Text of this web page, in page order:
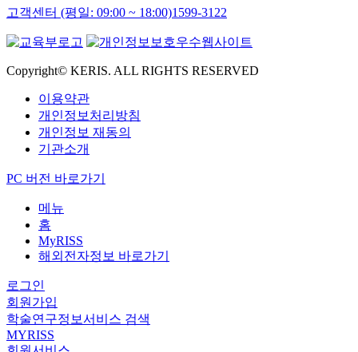
고객센터 (평일: 09:00 ~ 18:00)1599-3122
Copyright© KERIS. ALL RIGHTS RESERVED
이용약관
개인정보처리방침
개인정보 재동의
기관소개
PC 버전 바로가기
메뉴
홈
MyRISS
해외전자정보 바로가기
로그인
회원가입
학술연구정보서비스 검색
MYRISS